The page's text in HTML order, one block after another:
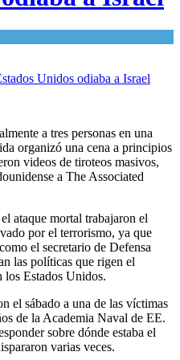
a tres personas en una
organizó una cena a principios
videos de tiroteos masivos,
a The Associated
ataque mortal trabajaron el
por el terrorismo, ya que
el secretario de Defensa
las políticas que rigen el
los Estados Unidos.
el sábado a una de las víctimas
de la Academia Naval de EE.
sobre dónde estaba el
varias veces.